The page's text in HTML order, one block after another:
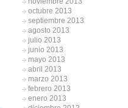
octubre 2013
septiembre 2013
agosto 2013
julio 2013
junio 2013
mayo 2013
abril 2013
marzo 2013
febrero 2013
enero 2013